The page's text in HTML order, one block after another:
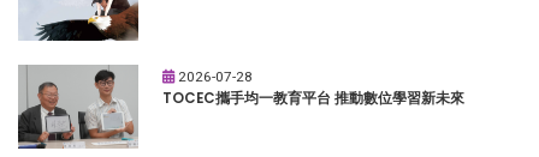
2026-07-28
TOCEC攜手均一教育平台 推動數位學習新未來